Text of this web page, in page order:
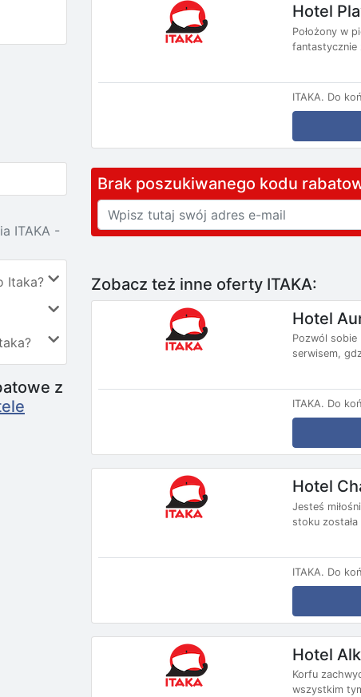
ITAKA -
Itaka?
z
Hotel
Położony w
fantastycznie
ITAKA. Do
Brak poszukiwanego kodu
Zobacz też inne oferty ITAKA:
Hotel
Pozwól sobie
serwisem,
ITAKA. Do
Hotel
Jesteś
stoku
ITAKA. Do
Hotel
Korfu
wszystkim